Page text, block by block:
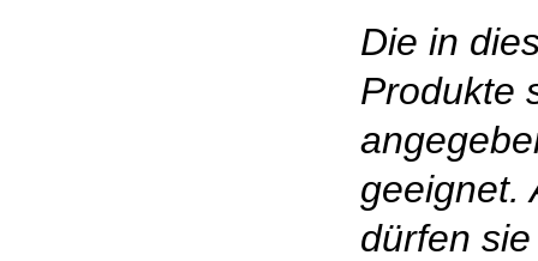
Die in
Produkte
geeignet.
dürfen